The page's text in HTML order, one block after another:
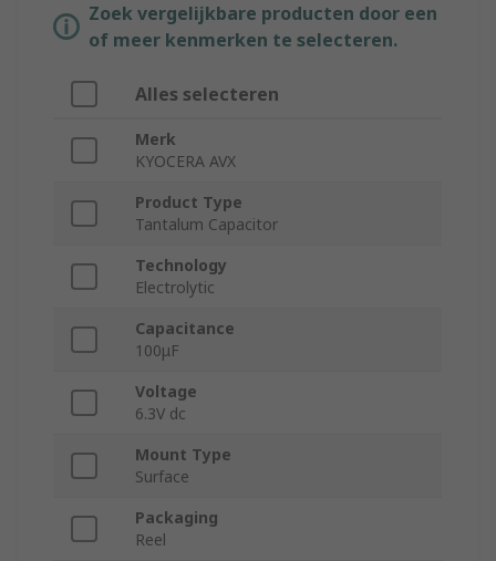
Zoek vergelijkbare producten door een
of meer kenmerken te selecteren.
Alles selecteren
Merk
KYOCERA AVX
Product Type
Tantalum Capacitor
Technology
Electrolytic
Capacitance
100μF
Voltage
6.3V dc
Mount Type
Surface
Packaging
Reel